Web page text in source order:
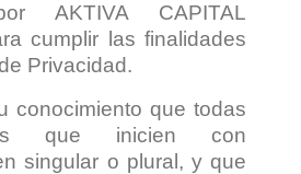
AKTIVA CAPITAL
cumplir las finalidades
Privacidad.
conocimiento que todas
que inicien con
singular o plural, y que